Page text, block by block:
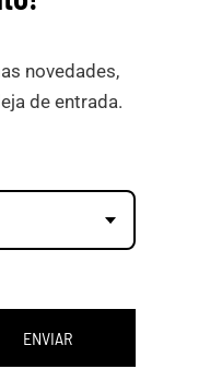
novedades,
de entrada.
ENVIAR